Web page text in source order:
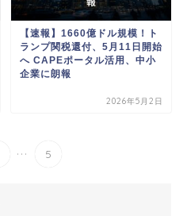
【速報】1660億ドル規模！ト
ランプ関税還付、5月11日開始
へ CAPEポータル活用、中小
企業に朗報
2026年5月2日
... 5